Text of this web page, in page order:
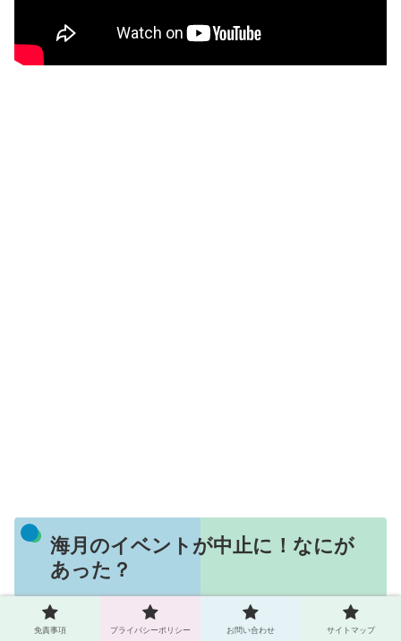
海月のイベントが中止に！なにが
あった？
免責事項 プライバシーポリシー お問い合わせ サイトマップ